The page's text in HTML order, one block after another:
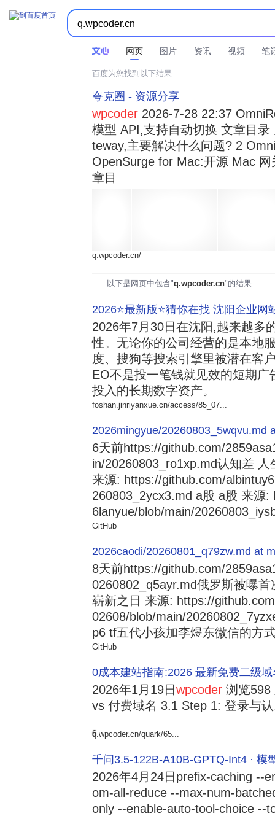
网页 图片 资讯 视频 笔
时间不限  所有网页和文件  站点内检索 
百度为您找到以下结果
夸克圈 - 资源分享
wpcoder 2026-7-28 22:37
模型 API,支持自动切换 文章目
teway,主要解决什么问题? 2
OpenSurge for Mac:开源 Mac
章目
q.wpcoder.cn/
以下是网页中包含"q.wpcoder.cn"的结果:
2026⭐️最新版⭐️猜你在找 沈阳企业网
2026年7月30日在沈阳,越来越多
性。无论你的公司经营的是本地
度、搜狗等搜索引擎里被潜在客
EO不是投一笔钱就见效的短期
投入的长期数字资产。
foshan.jinriyanxue.cn/access/85_07...
2026mingyue/20260803_5wqvu.md
6天前https://github.com/
in/20260803_ro1xp.md认知差
来源: https://github.com/
260803_2ycx3.md a股 a股 来源
6lanyue/blob/main/
GitHub
2026caodi/20260801_q79zw.md at
8天前https://github.com/
0260802_q5ayr.md俄罗斯被曝
崭新之日 来源: https://
02608/blob/main/
p6 tf五代小孩加李煜东微信的方
GitHub
0成本建站指南:2026 最新免费二级
2026年1月19日wpcoder 浏览598
vs 付费域名 3.1 Step 1: 登录与
6
q.wpcoder.cn/quark/65...
千问3.5-122B-A10B-GPTQ-Int4 · 模
2026年4月24日 prefix-caching --
om-all-reduce --max-num-
only --enable-auto-tool-choice --